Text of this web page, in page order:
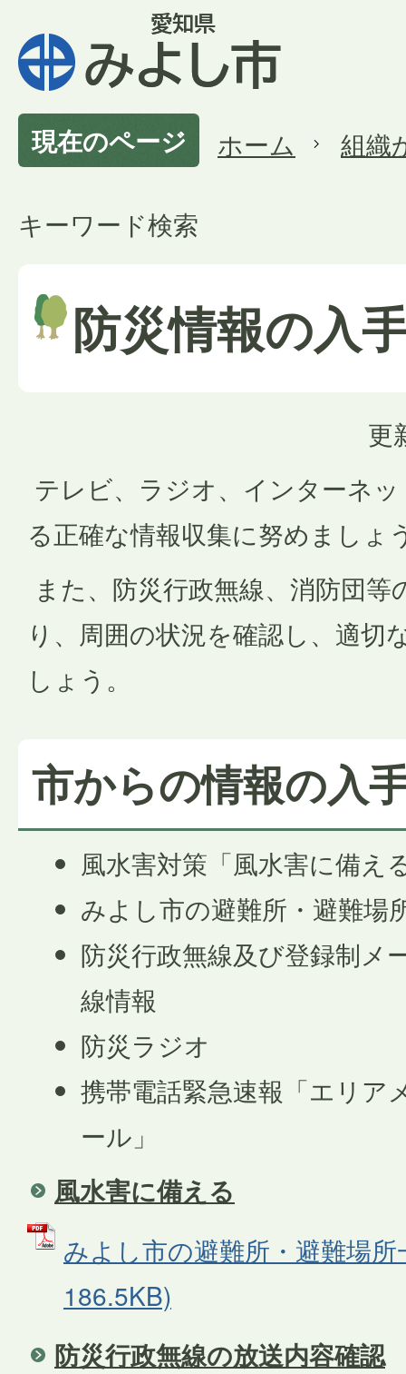
現在のページ ホーム 組織
キーワード検索
防災情報の入
更
テレビ、ラジオ、インターネ
る正確な情報収集に努めましょ
また、防災行政無線、消防団
り、周囲の状況を確認し、適切
しょう。
市からの情報の入
風水害対策「風水害に備え
みよし市の避難所・避難場
防災行政無線及び登録制メ
線情報
防災ラジオ
携帯電話緊急速報「エリア
ール」
風水害に備える
みよし市の避難所・避難場
186.5KB)
防災行政無線の放送内容確認